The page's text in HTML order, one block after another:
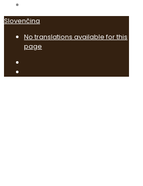
Slovenčina
No translations available for this
page